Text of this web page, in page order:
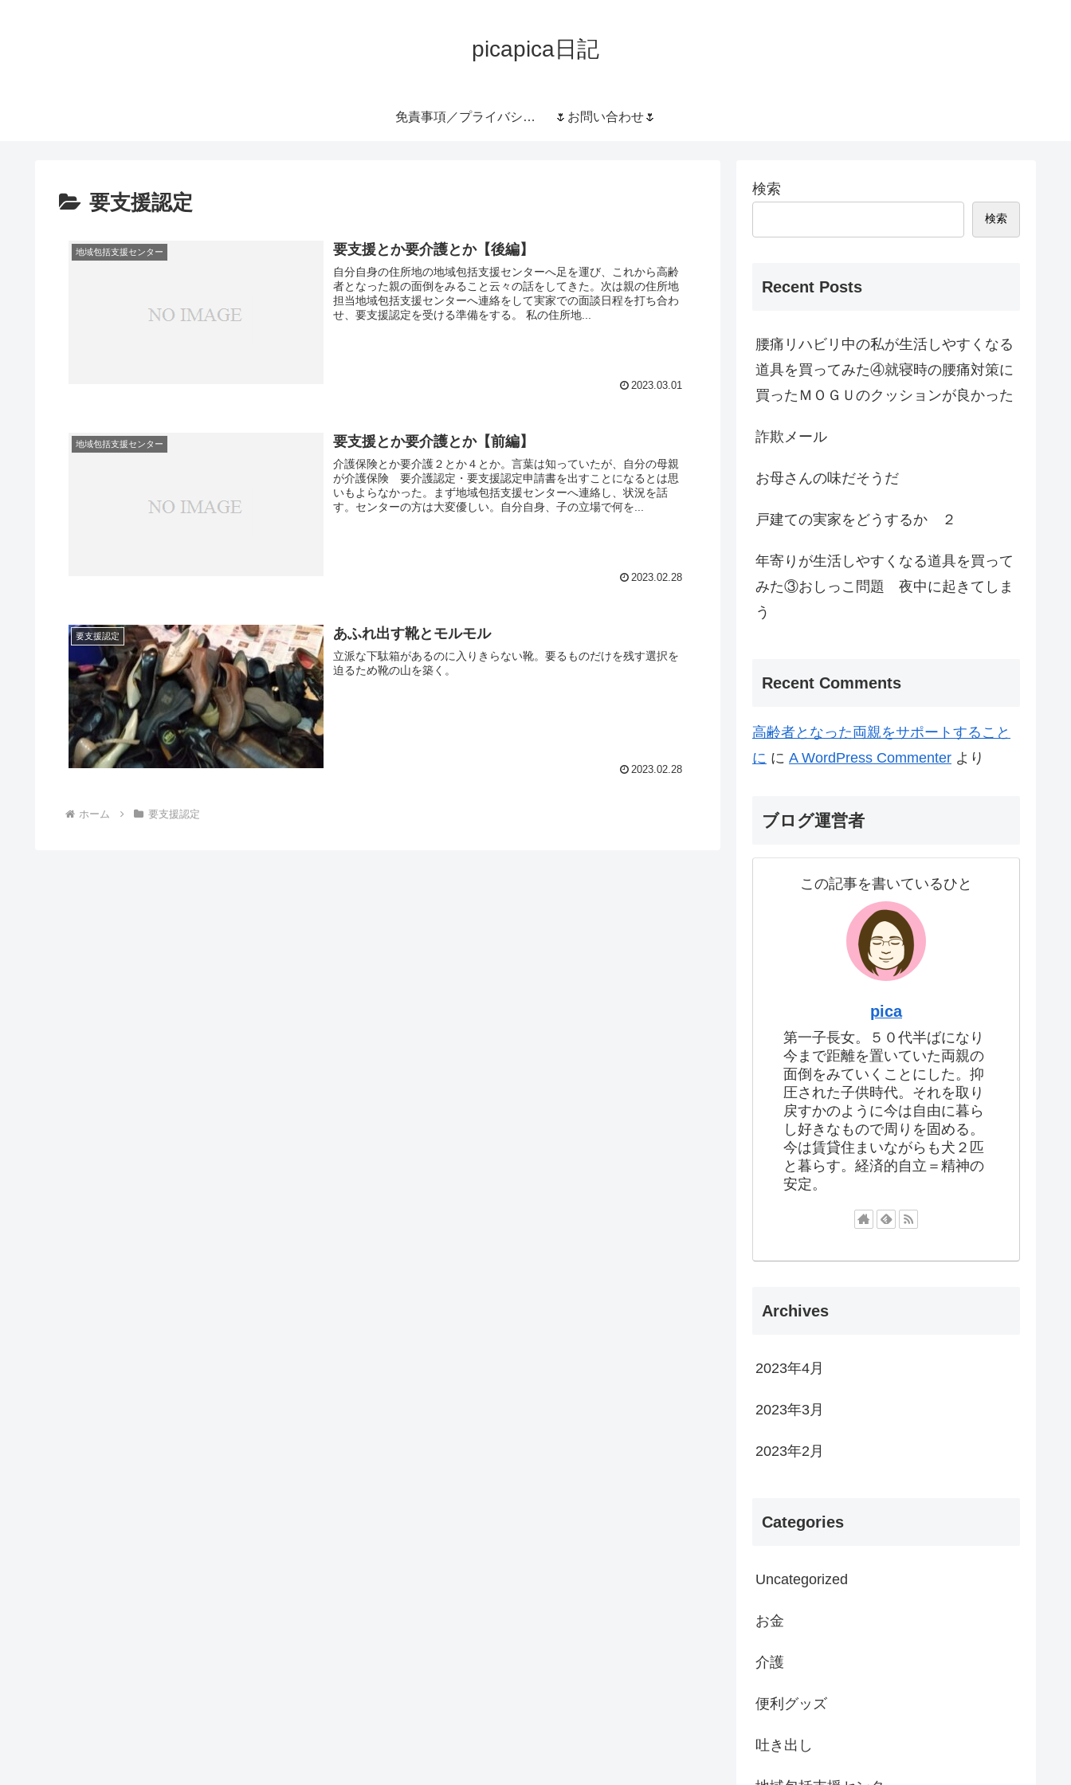
picapica日記
免責事項／プライバシー 🌷お問い合わせ🌷
要支援認定
地域包括支援センター 要支援とか要介護とか【後編】
自分自身の住所地の地域包括支援センターへ足を運び、これから高齢
者となった親の面倒をみること云々の話をしてきた。次は親の住所地
担当地域包括支援センターへ連絡をして実家での面談日程を打ち合わ
せ、要支援認定を受ける準備をする。 私の住所地...
2023.03.01
地域包括支援センター 要支援とか要介護とか【前編】
介護保険とか要介護２とか４とか。言葉は知っていたが、自分の母親
が介護保険 要介護認定・要支援認定申請書を出すことになるとは思
いもよらなかった。まず地域包括支援センターへ連絡し、状況を話
す。センターの方は大変優しい。自分自身、子の立場で何を...
2023.02.28
要支援認定 あふれ出す靴とモルモル
立派な下駄箱があるのに入りきらない靴。要るものだけを残す選択を
迫るため靴の山を築く。
2023.02.28
ホーム 要支援認定
検索
検索
Recent Posts
腰痛リハビリ中の私が生活しやすくなる
道具を買ってみた④就寝時の腰痛対策に
買ったＭＯＧＵのクッションが良かった
詐欺メール
お母さんの味だそうだ
戸建ての実家をどうするか ２
年寄りが生活しやすくなる道具を買って
みた③おしっこ問題 夜中に起きてしま
う
Recent Comments
高齢者となった両親をサポートすること
に に A WordPress Commenter より
ブログ運営者
この記事を書いているひと
pica
第一子長女。５０代半ばになり
今まで距離を置いていた両親の
面倒をみていくことにした。抑
圧された子供時代。それを取り
戻すかのように今は自由に暮ら
し好きなもので周りを固める。
今は賃貸住まいながらも犬２匹
と暮らす。経済的自立＝精神の
安定。
Archives
2023年4月
2023年3月
2023年2月
Categories
Uncategorized
お金
介護
便利グッズ
吐き出し